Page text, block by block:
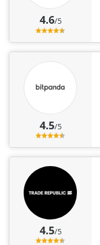
4.6/5
4.5/5
4.5/5